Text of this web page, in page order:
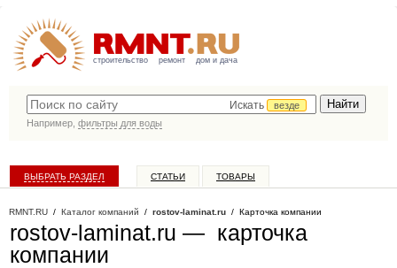
строительство ремонт дом и дача
Искать
везде
Например, фильтры для воды
ВЫБРАТЬ РАЗДЕЛ СТАТЬИ ТОВАРЫ
RMNT.RU / Каталог компаний / rostov-laminat.ru / Карточка компании
rostov-laminat.ru — карточка
компании